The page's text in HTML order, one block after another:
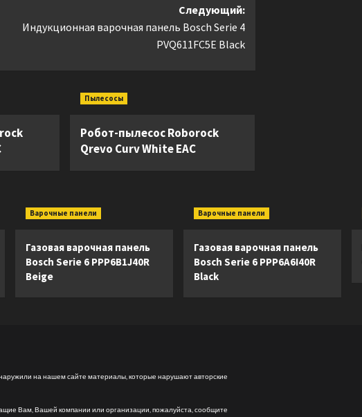
Следующий:
Индукционная варочная панель Bosch Serie 4
PVQ611FC5E Black
Пылесосы
Робот-пылесос Roborock
Qrevo Curv White EAC
Варочные панели
Газовая варочная панель
Bosch Serie 6 PPP6B1J40R
Beige
Варочные панели
Газовая варочная панель
Bosch Serie 6 PPP6A6I40R
Black
на нашем сайте материалы, которые нарушают авторские
Вам, Вашей компании или организации, пожалуйста, сообщите